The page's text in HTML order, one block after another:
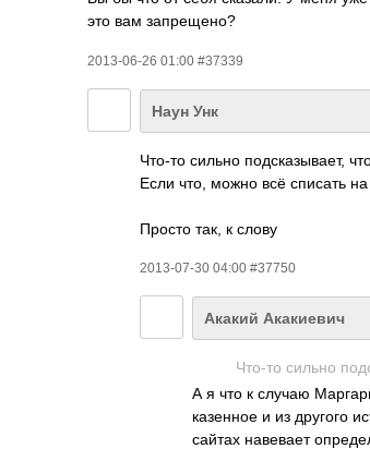
это вам запрещено?
2013-06-26 01:00 #37339
Наун Унк
Что-то сильно подсказывает,
Если что, можно всё списать на
Просто так, к слову
2013-07-30 04:00 #37750
Акакий Акакиевич
Что-то сильно
А я что к случаю
казенное и из другого
сайтах навевает